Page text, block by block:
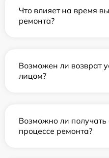
Что влияет на время
ремонта?
Возможен ли возврат
лицом?
Возможно ли получать
процессе ремонта?